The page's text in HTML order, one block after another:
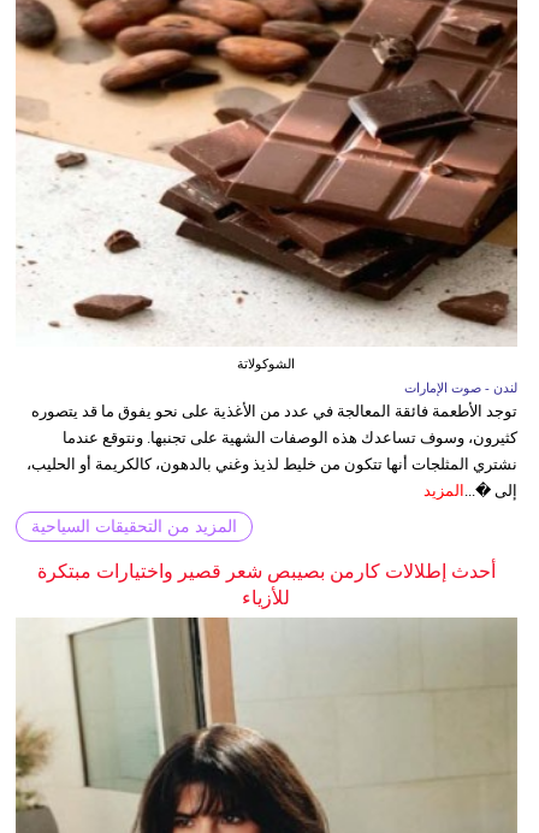
الشوكولاتة
لندن - صوت الإمارات
توجد الأطعمة فائقة المعالجة في عدد من الأغذية على نحو يفوق ما قد يتصوره
كثيرون، وسوف تساعدك هذه الوصفات الشهية على تجنبها. ونتوقع عندما
نشتري المثلجات أنها تتكون من خليط لذيذ وغني بالدهون، كالكريمة أو الحليب،
إلى �... المزيد
المزيد من التحقيقات السياحية
أحدث إطلالات كارمن بصيبص شعر قصير واختيارات مبتكرة
للأزياء